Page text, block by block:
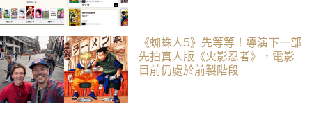
《蜘蛛人5》先等等！導演下一部
先拍真人版《火影忍者》，電影
目前仍處於前製階段